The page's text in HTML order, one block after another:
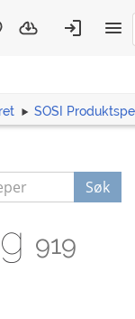
SOSI
Søk
919